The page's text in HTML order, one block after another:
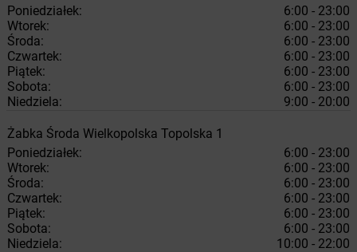
Poniedziałek:
6:00 - 23:00
Wtorek:
6:00 - 23:00
Środa:
6:00 - 23:00
Czwartek:
6:00 - 23:00
Piątek:
6:00 - 23:00
Sobota:
6:00 - 23:00
Niedziela:
9:00 - 20:00
Żabka Środa Wielkopolska Topolska 1
Poniedziałek:
6:00 - 23:00
Wtorek:
6:00 - 23:00
Środa:
6:00 - 23:00
Czwartek:
6:00 - 23:00
Piątek:
6:00 - 23:00
Sobota:
6:00 - 23:00
Niedziela:
10:00 - 22:00